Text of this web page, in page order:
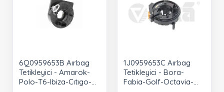
6Q0959653B Aırbag
Tetikleyici - Amarok-
Polo-T6-Ibiza-Cıtıgo-
1J0959653C Aırbag
Tetikleyici - Bora-
Fabia-Golf-Octavia-